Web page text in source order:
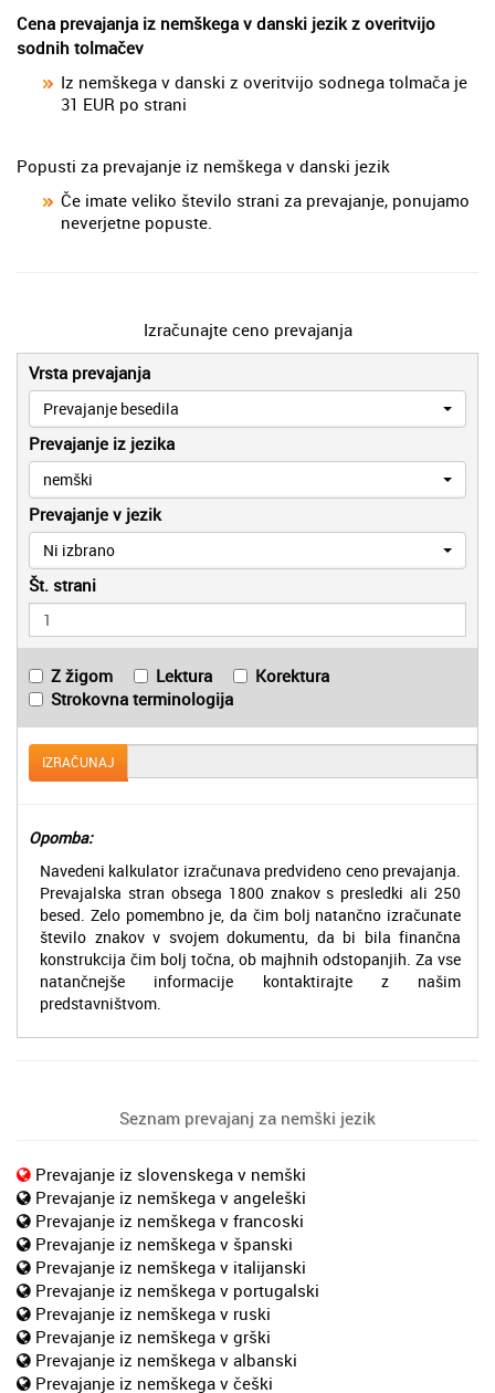
Cena prevajanja iz nemškega v danski jezik z overitvijo
sodnih tolmačev
Iz nemškega v danski z overitvijo sodnega tolmača je
31 EUR po strani
Popusti za prevajanje iz nemškega v danski jezik
Če imate veliko število strani za prevajanje, ponujamo
neverjetne popuste.
Izračunajte ceno prevajanja
Vrsta prevajanja
Prevajanje besedila
Prevajanje iz jezika
nemški
Prevajanje v jezik
Ni izbrano
Št. strani
Z žigom Lektura
Korektura
Strokovna terminologija
IZRAČUNAJ
Opomba:
Navedeni kalkulator izračunava predvideno ceno prevajanja.
Prevajalska stran obsega 1800 znakov s presledki ali 250
besed. Zelo pomembno je, da čim bolj natančno izračunate
število znakov v svojem dokumentu, da bi bila finančna
konstrukcija čim bolj točna, ob majhnih odstopanjih. Za vse
natančnejše informacije kontaktirajte z našim
predstavništvom.
Seznam prevajanj za nemški jezik
Prevajanje iz slovenskega v nemški
Prevajanje iz nemškega v angeleški
Prevajanje iz nemškega v francoski
Prevajanje iz nemškega v španski
Prevajanje iz nemškega v italijanski
Prevajanje iz nemškega v portugalski
Prevajanje iz nemškega v ruski
Prevajanje iz nemškega v grški
Prevajanje iz nemškega v albanski
Prevajanje iz nemškega v češki